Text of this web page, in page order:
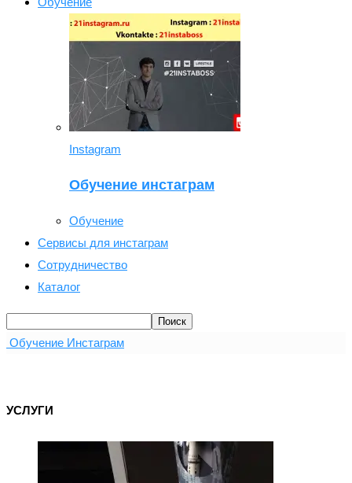
Instagram
Обучение инстаграм
Обучение
Сервисы для инстаграм
Сотрудничество
Каталог
Обучение Инстаграм
УСЛУГИ